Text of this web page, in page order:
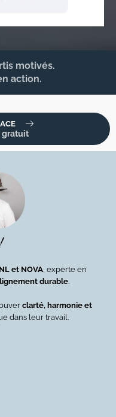
motivés.
action.
gratuit
et NOVA, experte en
durable.
clarté, harmonie et
dans leur travail.